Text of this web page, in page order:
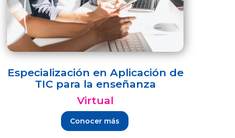
Especialización en Aplicación de
TIC para la enseñanza
Virtual
Conocer más